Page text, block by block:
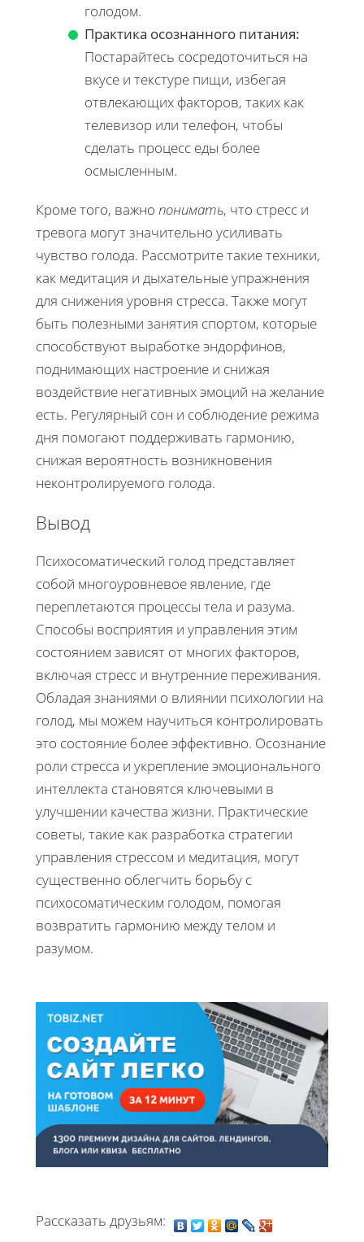
голодом.
Практика осознанного питания:
Постарайтесь сосредоточиться на
вкусе и текстуре пищи, избегая
отвлекающих факторов, таких как
телевизор или телефон, чтобы
сделать процесс еды более
осмысленным.
Кроме того, важно понимать, что стресс и
тревога могут значительно усиливать
чувство голода. Рассмотрите такие техники,
как медитация и дыхательные упражнения
для снижения уровня стресса. Также могут
быть полезными занятия спортом, которые
способствуют выработке эндорфинов,
поднимающих настроение и снижая
воздействие негативных эмоций на желание
есть. Регулярный сон и соблюдение режима
дня помогают поддерживать гармонию,
снижая вероятность возникновения
неконтролируемого голода.
Вывод
Психосоматический голод представляет
собой многоуровневое явление, где
переплетаются процессы тела и разума.
Способы восприятия и управления этим
состоянием зависят от многих факторов,
включая стресс и внутренние переживания.
Обладая знаниями о влиянии психологии на
голод, мы можем научиться контролировать
это состояние более эффективно. Осознание
роли стресса и укрепление эмоционального
интеллекта становятся ключевыми в
улучшении качества жизни. Практические
советы, такие как разработка стратегии
управления стрессом и медитация, могут
существенно облегчить борьбу с
психосоматическим голодом, помогая
возвратить гармонию между телом и
разумом.
Рассказать друзьям: